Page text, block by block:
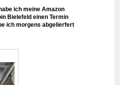
ich meine Amazon
Bielefeld einen Termin
ich morgens abgelierfert